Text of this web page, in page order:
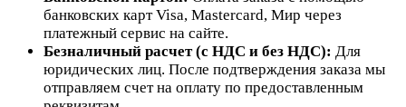
банковских карт Visa, Mastercard, Мир через
платежный сервис на сайте.
Безналичный расчет (с НДС и без НДС): Для
юридических лиц. После подтверждения заказа мы
отправляем счет на оплату по предоставленным